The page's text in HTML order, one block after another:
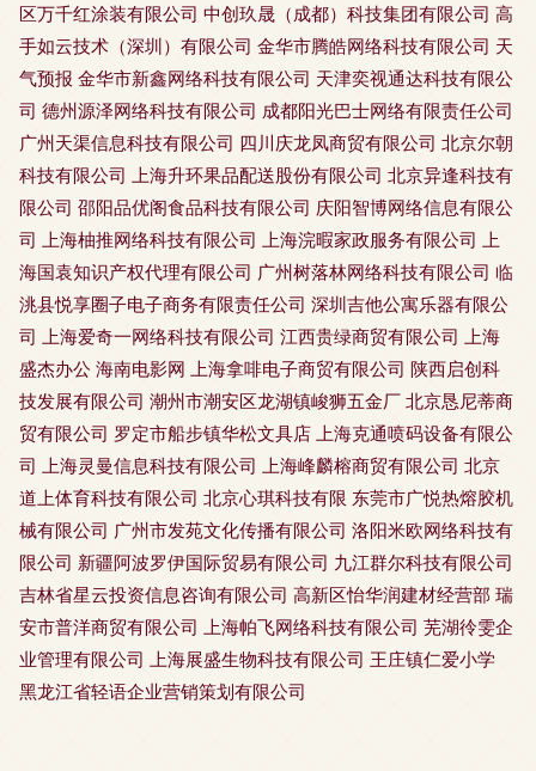
区万千红涂装有限公司 中创玖晟（成都）科技集团有限公司 高
手如云技术（深圳）有限公司 金华市腾皓网络科技有限公司 天
气预报 金华市新鑫网络科技有限公司 天津奕视通达科技有限公
司 德州源泽网络科技有限公司 成都阳光巴士网络有限责任公司
广州天渠信息科技有限公司 四川庆龙凤商贸有限公司 北京尔朝
科技有限公司 上海升环果品配送股份有限公司 北京异逢科技有
限公司 邵阳品优阁食品科技有限公司 庆阳智博网络信息有限公
司 上海柚推网络科技有限公司 上海浣暇家政服务有限公司 上
海国袁知识产权代理有限公司 广州树落林网络科技有限公司 临
洮县悦享圈子电子商务有限责任公司 深圳吉他公寓乐器有限公
司 上海爱奇一网络科技有限公司 江西贵绿商贸有限公司 上海
盛杰办公 海南电影网 上海拿啡电子商贸有限公司 陕西启创科
技发展有限公司 潮州市潮安区龙湖镇峻狮五金厂 北京恳尼蒂商
贸有限公司 罗定市船步镇华松文具店 上海克通喷码设备有限公
司 上海灵曼信息科技有限公司 上海峰麟榕商贸有限公司 北京
道上体育科技有限公司 北京心琪科技有限 东莞市广悦热熔胶机
械有限公司 广州市发苑文化传播有限公司 洛阳米欧网络科技有
限公司 新疆阿波罗伊国际贸易有限公司 九江群尔科技有限公司
吉林省星云投资信息咨询有限公司 高新区怡华润建材经营部 瑞
安市普洋商贸有限公司 上海帕飞网络科技有限公司 芜湖彾雯企
业管理有限公司 上海展盛生物科技有限公司 王庄镇仁爱小学
黑龙江省轻语企业营销策划有限公司